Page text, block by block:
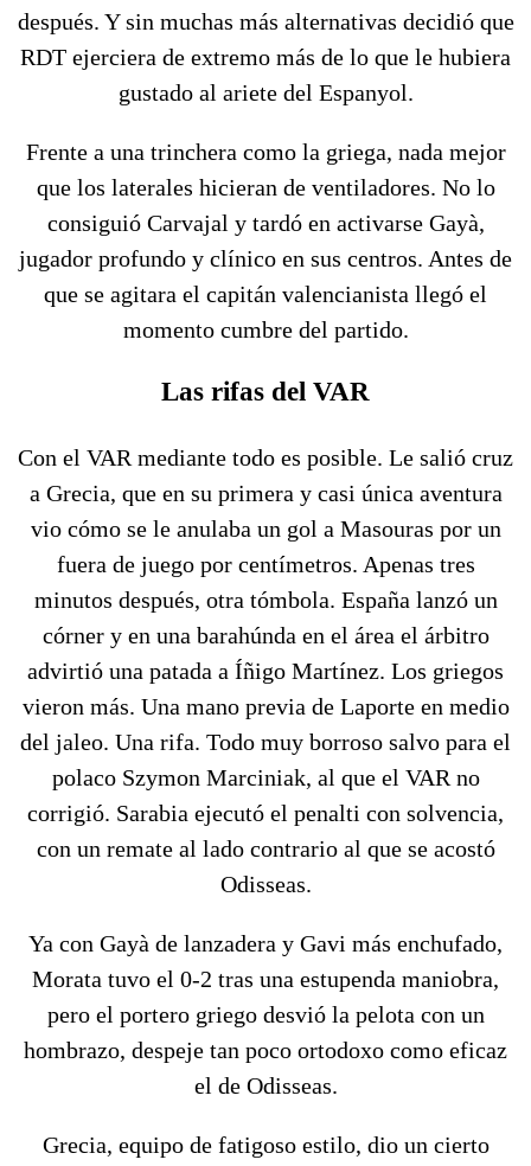
después. Y sin muchas más alternativas decidió que
RDT ejerciera de extremo más de lo que le hubiera
gustado al ariete del Espanyol.
Frente a una trinchera como la griega, nada mejor
que los laterales hicieran de ventiladores. No lo
consiguió Carvajal y tardó en activarse Gayà,
jugador profundo y clínico en sus centros. Antes de
que se agitara el capitán valencianista llegó el
momento cumbre del partido.
Las rifas del VAR
Con el VAR mediante todo es posible. Le salió cruz
a Grecia, que en su primera y casi única aventura
vio cómo se le anulaba un gol a Masouras por un
fuera de juego por centímetros. Apenas tres
minutos después, otra tómbola. España lanzó un
córner y en una barahúnda en el área el árbitro
advirtió una patada a Íñigo Martínez. Los griegos
vieron más. Una mano previa de Laporte en medio
del jaleo. Una rifa. Todo muy borroso salvo para el
polaco Szymon Marciniak, al que el VAR no
corrigió. Sarabia ejecutó el penalti con solvencia,
con un remate al lado contrario al que se acostó
Odisseas.
Ya con Gayà de lanzadera y Gavi más enchufado,
Morata tuvo el 0-2 tras una estupenda maniobra,
pero el portero griego desvió la pelota con un
hombrazo, despeje tan poco ortodoxo como eficaz
el de Odisseas.
Grecia, equipo de fatigoso estilo, dio un cierto